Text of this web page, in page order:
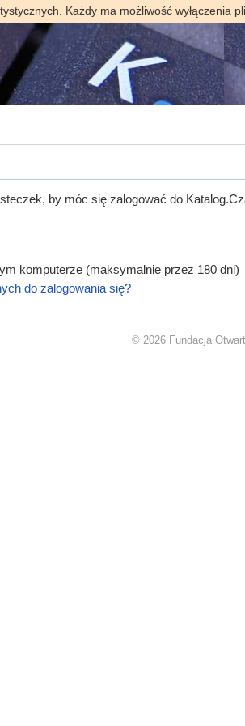
Każdy ma możliwość
by móc się zalogować do
komputerze (maksymalnie przez 180 dni)
do zalogowania się?
© 2026 Fundacja